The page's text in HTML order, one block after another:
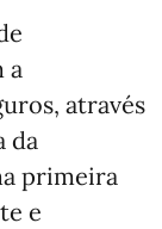
a
através
da
primeira
e